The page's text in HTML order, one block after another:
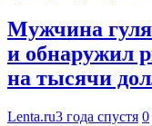
Мужчина
и обнаружил
на тысячи
Lenta.ru3 года спустя 0